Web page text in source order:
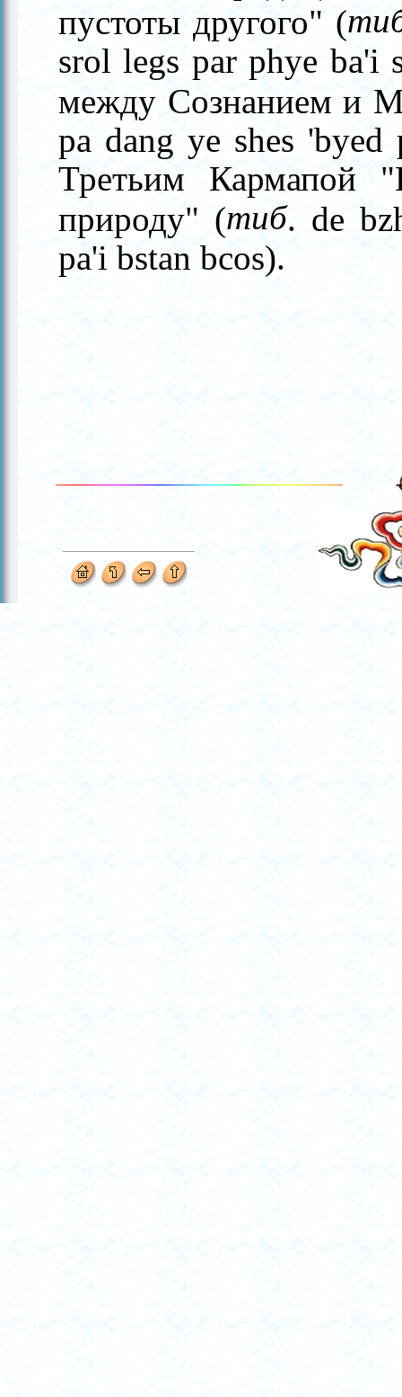
пустоты другого" (
srol legs par phye ba'i
между Сознанием и
pa dang ye shes 'byed
Третьим Кармапой
природу" (тиб. de
pa'i bstan bcos).